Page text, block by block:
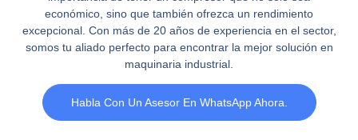
económico, sino que también ofrezca un rendimiento
excepcional. Con más de 20 años de experiencia en el sector,
somos tu aliado perfecto para encontrar la mejor solución en
maquinaria industrial.
Habla Con Un Asesor En WhatsApp Ahora.